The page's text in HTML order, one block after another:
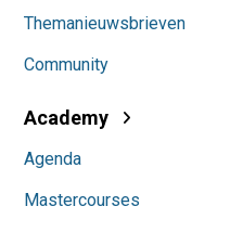
Themanieuwsbrieven
Community
Academy
Agenda
Mastercourses